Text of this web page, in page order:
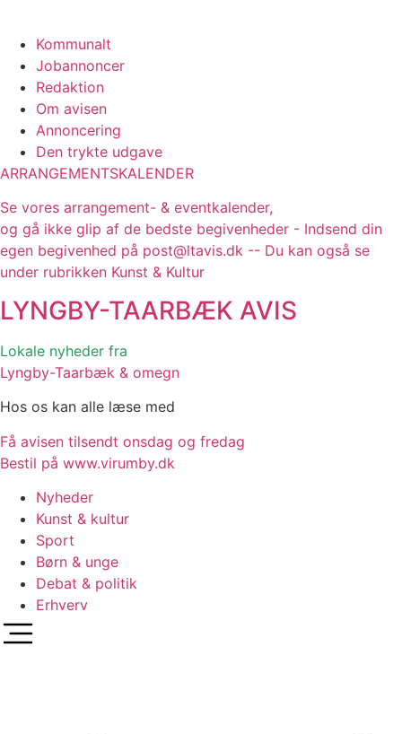
Kommunalt
Jobannoncer
Redaktion
Om avisen
Annoncering
Den trykte udgave
ARRANGEMENTSKALENDER
Se vores arrangement- & eventkalender,
og gå ikke glip af de bedste begivenheder - Indsend din
egen begivenhed på post@ltavis.dk -- Du kan også se
under rubrikken Kunst & Kultur
LYNGBY-TAARBÆK AVIS
Lokale nyheder fra
Lyngby-Taarbæk & omegn
Hos os kan alle læse med
Få avisen tilsendt onsdag og fredag
Bestil på www.virumby.dk
Nyheder
Kunst & kultur
Sport
Børn & unge
Debat & politik
Erhverv